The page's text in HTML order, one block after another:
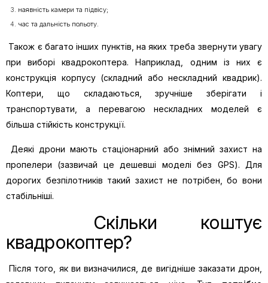
наявність камери та підвісу;
час та дальність польоту.
Також є багато інших пунктів, на яких треба звернути увагу
при виборі квадрокоптера. Наприклад, одним із них є
конструкція корпусу (складний або нескладний квадрик).
Коптери, що складаються, зручніше зберігати і
транспортувати, а перевагою нескладних моделей є
більша стійкість конструкції.
Деякі дрони мають стаціонарний або знімний захист на
пропелери (зазвичай це дешевші моделі без GPS). Для
дорогих безпілотників такий захист не потрібен, бо вони
стабільніші.
Скільки коштує
квадрокоптер?
Після того, як ви визначилися, де вигідніше заказати дрон,